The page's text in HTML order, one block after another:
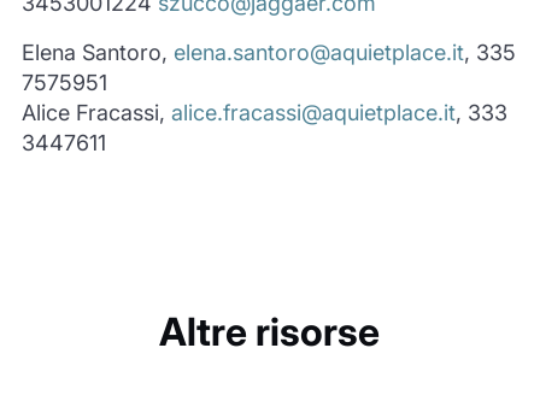
Elena Santoro, elena.santoro@aquietplace.it, 335
7575951
Alice Fracassi, alice.fracassi@aquietplace.it, 333
3447611
Altre risorse